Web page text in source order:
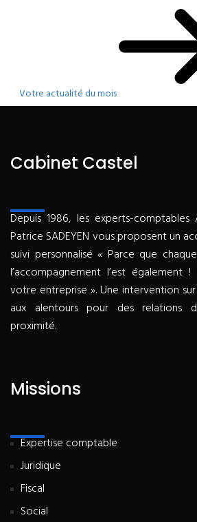
Votre actualité du mois
Cabinet Castel
Depuis 1986, les experts-comptables
Patrice SADEYEN vous proposent un
suivi personnalisé « Parce que
l’accompagnement l’est
votre entreprise ». Une intervention
aux alentours pour des relations
proximité.
Missions
Expertise comptable
Juridique
Fiscal
Social